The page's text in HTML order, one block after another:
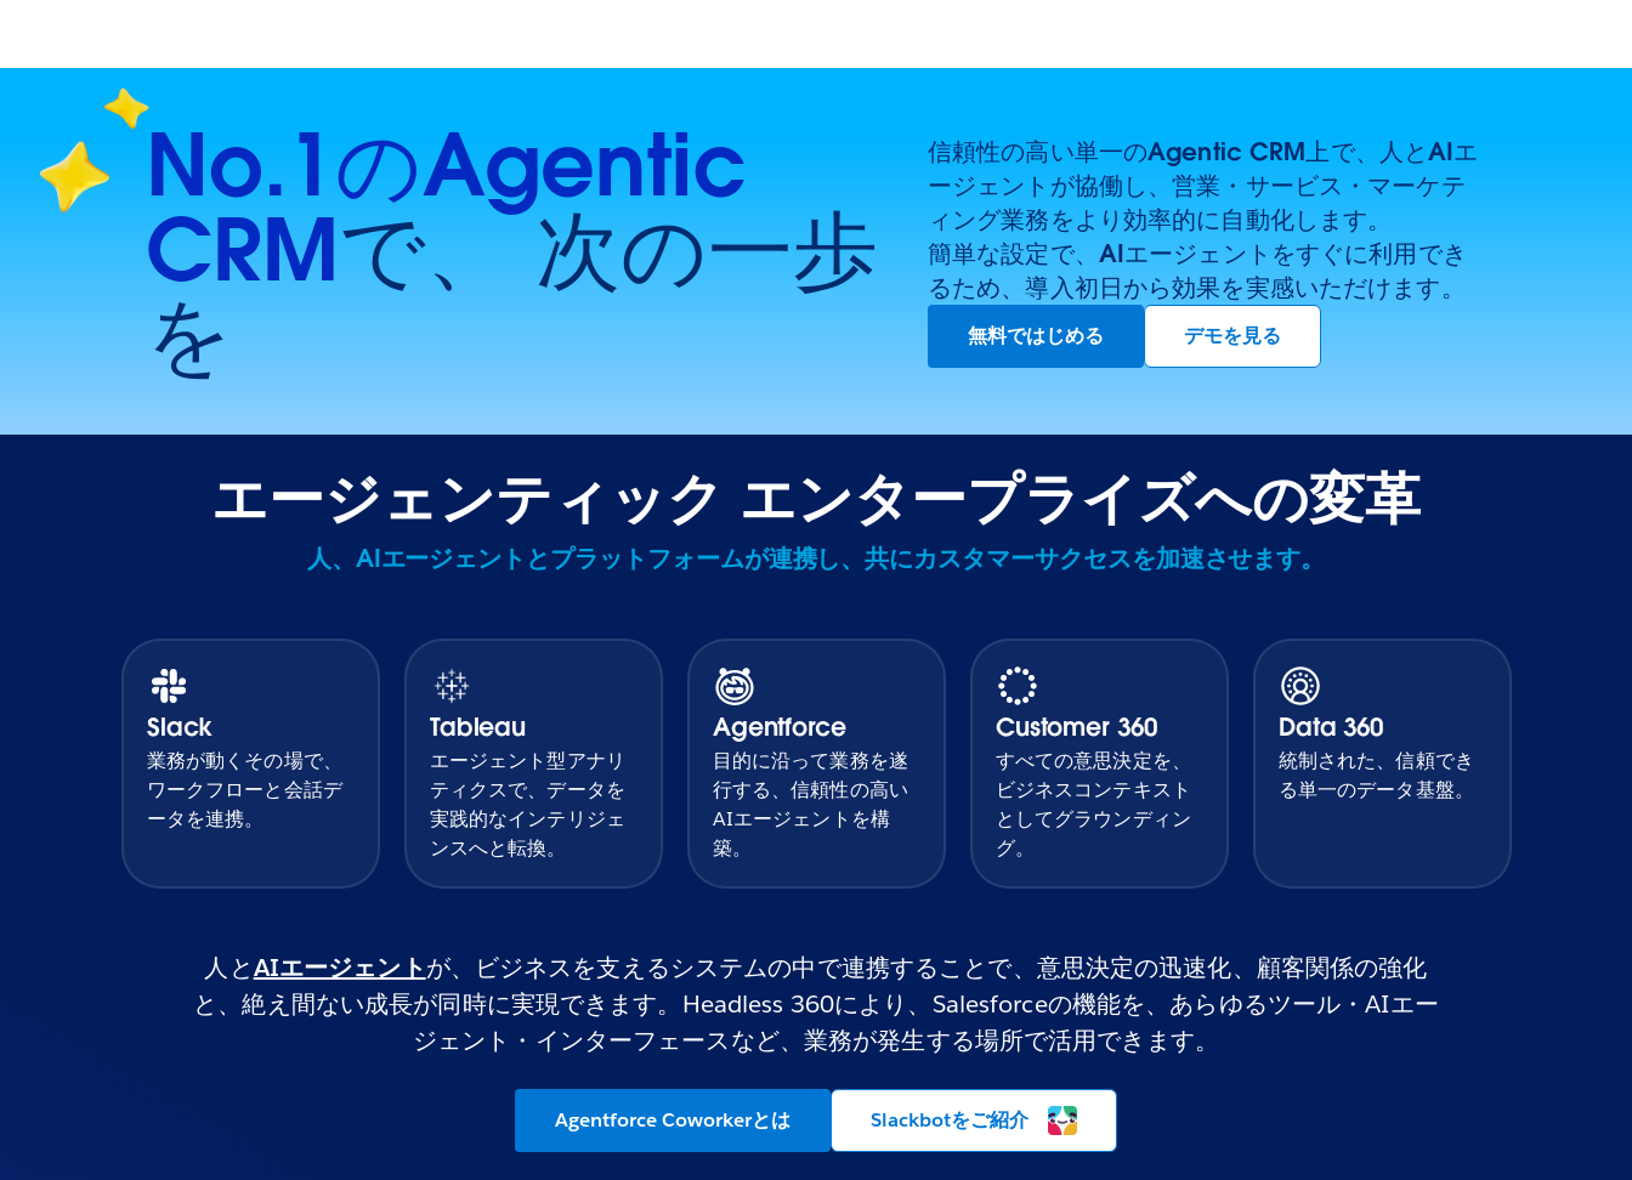
No.1のAgentic
CRMで、 次の一歩
を
信頼性の高い単一のAgentic CRM上で、人とAIエ
ージェントが協働し、営業・サービス・マーケテ
ィング業務をより効率的に自動化します。
簡単な設定で、AIエージェントをすぐに利用でき
るため、導入初日から効果を実感いただけます。
無料ではじめる デモを見る
エージェンティック エンタープライズへの変革
人、AIエージェントとプラットフォームが連携し、共にカスタマーサクセスを加速させます。
Slack
業務が動くその場で、
ワークフローと会話デ
ータを連携。
Tableau
エージェント型アナリ
ティクスで、データを
実践的なインテリジェ
ンスへと転換。
Agentforce
目的に沿って業務を遂
行する、信頼性の高い
AIエージェントを構
築。
Customer 360
すべての意思決定を、
ビジネスコンテキスト
としてグラウンディン
グ。
Data 360
統制された、信頼でき
る単一のデータ基盤。
人とAIエージェントが、ビジネスを支えるシステムの中で連携することで、意思決定の迅速化、顧客関係の強化
と、絶え間ない成長が同時に実現できます。Headless 360により、Salesforceの機能を、あらゆるツール・AIエー
ジェント・インターフェースなど、業務が発生する場所で活用できます。
Agentforce Coworkerとは Slackbotをご紹介